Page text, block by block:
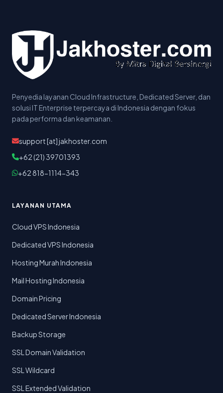
Penyedia layanan Cloud Infrastructure, Dedicated Server, dan
solusi IT Enterprise terpercaya di Indonesia dengan fokus
pada performa dan keamanan.
support [at] jakhoster.com
+62 (21) 39701393
+62 818-1114-343
LAYANAN UTAMA
Cloud VPS Indonesia
Dedicated VPS Indonesia
Hosting Murah Indonesia
Mail Hosting Indonesia
Domain Pricing
Dedicated Server Indonesia
Backup Storage
SSL Domain Validation
SSL Wildcard
SSL Extended Validation